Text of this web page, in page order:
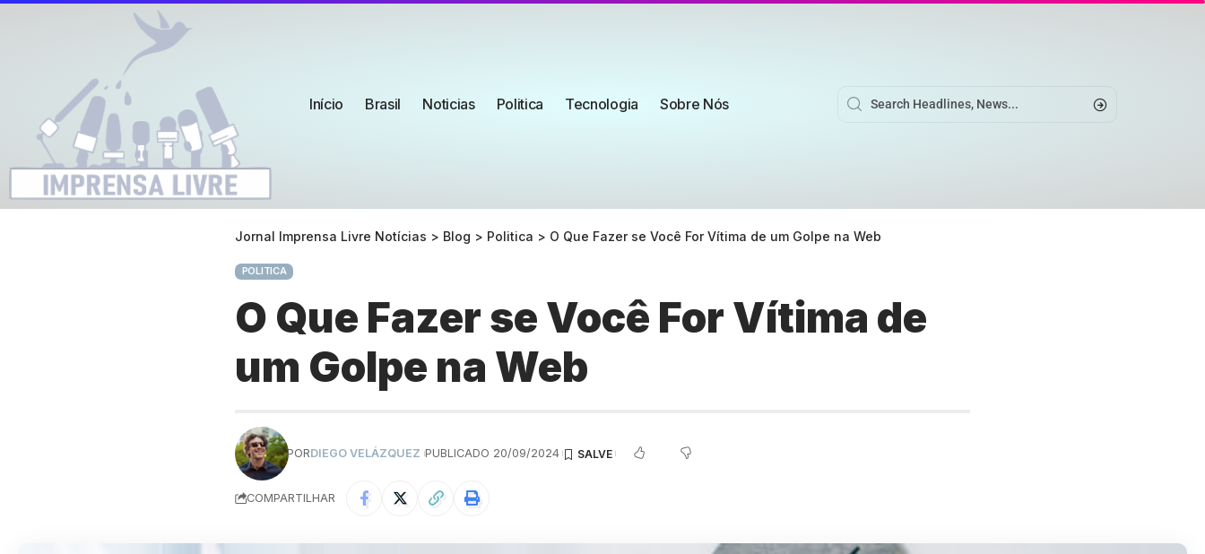
Início Brasil Noticias Politica Tecnologia Sobre Nós
Jornal Imprensa Livre Notícias > Blog > Politica > O Que Fazer se Você For Vítima de um Golpe na Web
POLITICA
O Que Fazer se Você For Vítima de
um Golpe na Web
PORDIEGO VELÁZQUEZ PUBLICADO 20/09/2024
COMPARTILHAR